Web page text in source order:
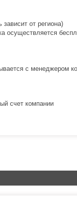
от региона)
осуществляется
с менеджером
счет компании